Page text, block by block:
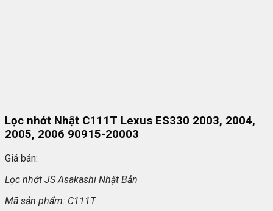
Lọc nhớt Nhật C111T Lexus ES330 2003, 2004,
2005, 2006 90915-20003
Giá bán:
Lọc nhớt JS Asakashi Nhật Bản
Mã sản phẩm: C111T